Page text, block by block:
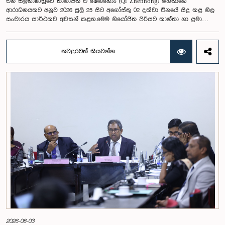
ආරාධනයකට අනුව 2026 ජූලි 25 සිට අගෝස්තු 02 දක්වා චීනයේ සිදු කළ නිල
සංචාරය සාර්ථකව අවසන් කළහ.මෙම නියෝජිත පිරිසට කාන්තා හා ළමා
උමංගා, නීතිඥ නිලන්ති කොට්ටහච්චි, එම්.ඒ.සී.එස්. චතුරි ගංගානි, නීතිඥ නිලුෂා
ලක්මාලි ගමගේ, නීතිඥ තුෂාරි ජයසිංහ, නීතිඥ අනුෂ්කා තිලකරත්න,
ඒ.එම්.එම්.එම්. රත්වත්තේ සහ නීතිඥ ගීතා හේරත් යන මහත්මීහු ඇතුළත්
වූහ. එමෙන්ම, පාර්ලිමේන්තුවේ මහ ලේකම් සහ පාර්ලිමේන්තු මන්ත්‍රීවරියන්ගේ
වැඩසටහන තුළ නිල හමුවීම්, අධ්‍යයන සැසි, ආයතනික සංචාර සහ
සංස්කෘතික වැඩසටහන් රැසකට නියෝජිත පිරිස සහභාගි වූහ. ඒ හරහා
චීනයේ සංවර්ධන අත්දැකීම්, නවෝත්පාදන පරිසර පද්ධති සහ පාලන ක්‍රමවේද
පිළිබඳ ප්‍රායෝගික අවබෝධයක් ලබා ගැනීමට අවස්ථාව උදා විය.සංචාරය
අතරතුර ෂෙන්සෙන් විශේෂ ආර්ථික කලාපයේ සංවර්ධනය සහ චීනයේ
ප්‍රතිසංස්කරණ හා විවෘත ආර්ථික ප්‍රතිපත්තිය පිළිබඳ දේශනයකට සහභාගි වූ
නියෝජිත පිරිස, Huawei Technologies, Tencent, Mindray, BYD ඇතුළු
ජාත්‍යන්තර ප්‍රමුඛ පෙළේ ආයතන සහ නවෝත්පාදන මධ්‍යස්ථාන වෙත ද
සංචාරය කළහ. එහිදී කෘත්‍රිම බුද්ධිය, ඩිජිටල් තාක්ෂණය, ස්මාර්ට් සෞඛ්‍ය
සේවා, නවීන කෘෂිකර්මාන්තය, පුනර්ජනනීය බලශක්තිය සහ කාර්මික
නවෝත්පාදන ක්ෂේත්‍රවල ප්‍රගතිය නිරීක්ෂණය කිරීමට අවස්ථාව ලැබිණි.එමෙන්ම
ෂෙන්සෙන් නගර සභාව, ගුවැන්ඩොං පළාත් රජය සහ ගුවැන්ෂෝ නගර සභාවේ
තවදුරටත් කියවන්න
2026-08-03